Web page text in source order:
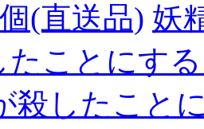
(直送品) 妖
たことにす
殺したこと